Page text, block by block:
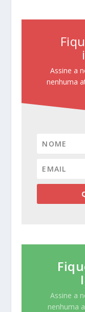
Assine a
nenhuma
Assine a
nenhuma